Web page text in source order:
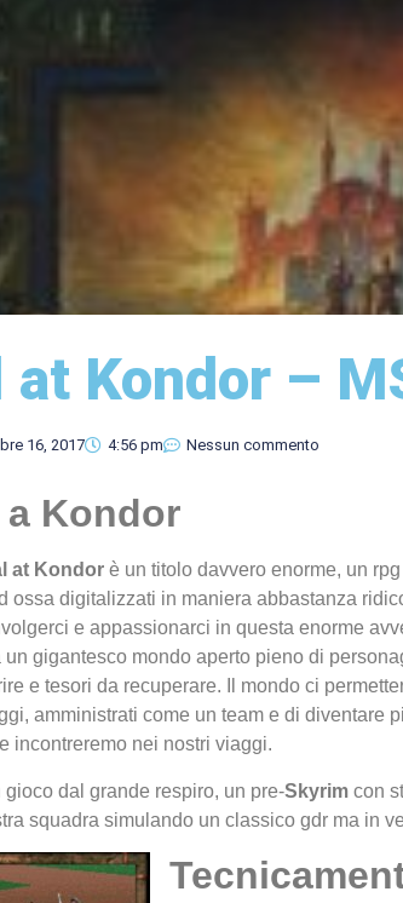
Kondor –
16, 2017 4:56 pm Nessun commento
Kondor
at Kondor è un titolo davvero enorme, un
ossa digitalizzati in maniera abbastanza
e appassionarci in questa enorme
gigantesco mondo aperto pieno di
e tesori da recuperare. Il mondo ci
amministrati come un team e di diventare
incontreremo nei nostri viaggi.
dal grande respiro, un pre-Skyrim con
squadra simulando un classico gdr ma in